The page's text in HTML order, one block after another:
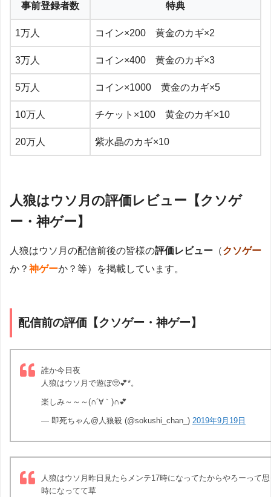
事前登録者数 特典
1万人 コイン×200 黄金のカギ×2
3万人 コイン×400 黄金のカギ×3
5万人 コイン×1000 黄金のカギ×5
10万人 チケット×100 黄金のカギ×10
20万人 紫水晶のカギ×10
人狼はウソ月の評価レビュー【クソゲ
ー・神ゲー】
人狼はウソ月の配信前後の皆様の評価レビュー （クソゲー
か？神ゲーか？等）を掲載しています。
配信前の評価【クソゲー・神ゲー】
誰か今日夜
人狼はウソ月で遊ぼ🥺💕*。
楽しみ～～～(∩´∀｀)∩💕
— 即死ちゃん@人狼殺 (@sokushi_chan_) 2019年9月19日
人狼はウソ月昨日見たらメンテ17時になってたからやろーって
時になってて草